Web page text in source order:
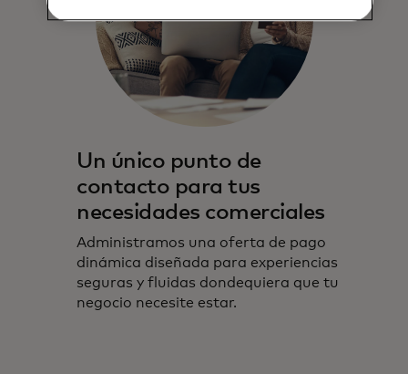
Un único punto de
contacto para tus
necesidades comerciales
Administramos una oferta de pago
dinámica diseñada para experiencias
seguras y fluidas dondequiera que tu
negocio necesite estar.